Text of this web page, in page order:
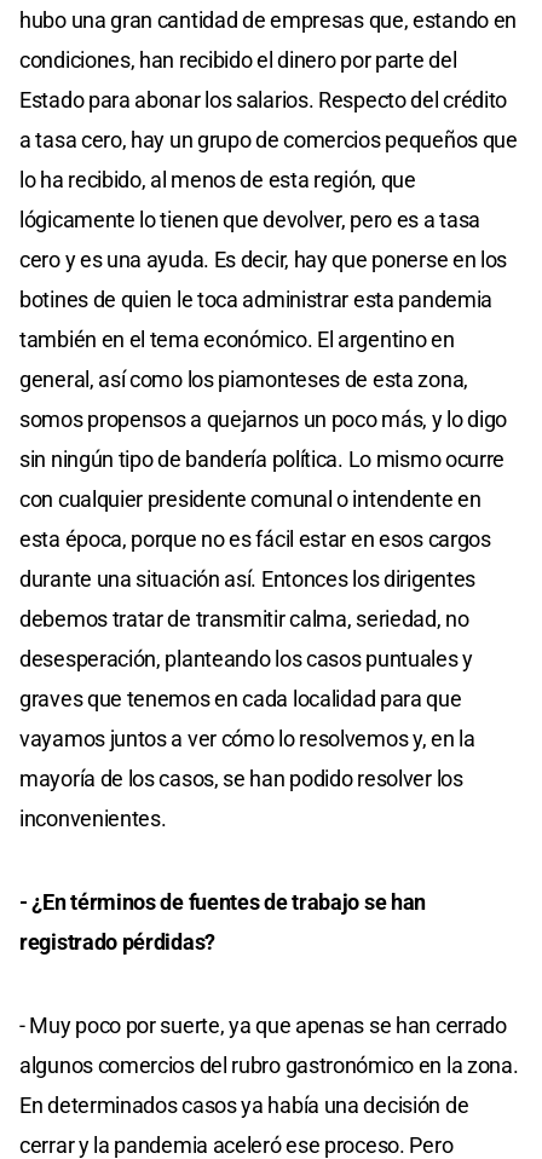
hubo una gran cantidad de empresas que, estando en
condiciones, han recibido el dinero por parte del
Estado para abonar los salarios. Respecto del crédito
a tasa cero, hay un grupo de comercios pequeños que
lo ha recibido, al menos de esta región, que
lógicamente lo tienen que devolver, pero es a tasa
cero y es una ayuda. Es decir, hay que ponerse en los
botines de quien le toca administrar esta pandemia
también en el tema económico. El argentino en
general, así como los piamonteses de esta zona,
somos propensos a quejarnos un poco más, y lo digo
sin ningún tipo de bandería política. Lo mismo ocurre
con cualquier presidente comunal o intendente en
esta época, porque no es fácil estar en esos cargos
durante una situación así. Entonces los dirigentes
debemos tratar de transmitir calma, seriedad, no
desesperación, planteando los casos puntuales y
graves que tenemos en cada localidad para que
vayamos juntos a ver cómo lo resolvemos y, en la
mayoría de los casos, se han podido resolver los
inconvenientes.
- ¿En términos de fuentes de trabajo se han
registrado pérdidas?
- Muy poco por suerte, ya que apenas se han cerrado
algunos comercios del rubro gastronómico en la zona.
En determinados casos ya había una decisión de
cerrar y la pandemia aceleró ese proceso. Pero